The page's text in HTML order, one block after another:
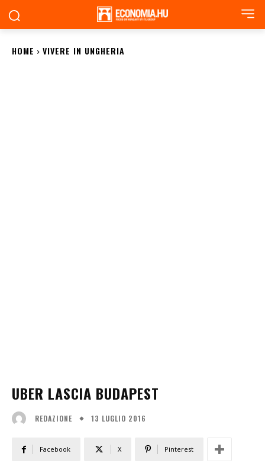
HOME VIVERE IN UNGHERIA
UBER LASCIA BUDAPEST
REDAZIONE 13 LUGLIO 2016
Facebook X Pinterest